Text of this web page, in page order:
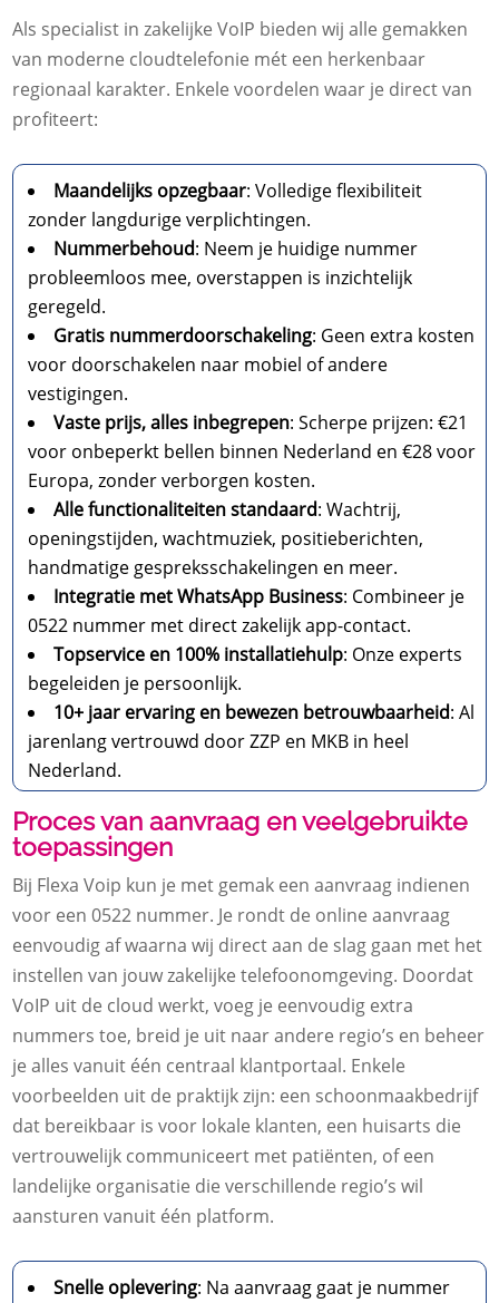
Als specialist in zakelijke VoIP bieden wij alle gemakken
van moderne cloudtelefonie mét een herkenbaar
regionaal karakter. Enkele voordelen waar je direct van
profiteert:
Maandelijks opzegbaar: Volledige flexibiliteit
zonder langdurige verplichtingen.
Nummerbehoud: Neem je huidige nummer
probleemloos mee, overstappen is inzichtelijk
geregeld.
Gratis nummerdoorschakeling: Geen extra kosten
voor doorschakelen naar mobiel of andere
vestigingen.
Vaste prijs, alles inbegrepen: Scherpe prijzen: €21
voor onbeperkt bellen binnen Nederland en €28 voor
Europa, zonder verborgen kosten.
Alle functionaliteiten standaard: Wachtrij,
openingstijden, wachtmuziek, positieberichten,
handmatige gespreksschakelingen en meer.
Integratie met WhatsApp Business: Combineer je
0522 nummer met direct zakelijk app-contact.
Topservice en 100% installatiehulp: Onze experts
begeleiden je persoonlijk.
10+ jaar ervaring en bewezen betrouwbaarheid: Al
jarenlang vertrouwd door ZZP en MKB in heel
Nederland.
Proces van aanvraag en veelgebruikte
toepassingen
Bij Flexa Voip kun je met gemak een aanvraag indienen
voor een 0522 nummer. Je rondt de online aanvraag
eenvoudig af waarna wij direct aan de slag gaan met het
instellen van jouw zakelijke telefoonomgeving. Doordat
VoIP uit de cloud werkt, voeg je eenvoudig extra
nummers toe, breid je uit naar andere regio’s en beheer
je alles vanuit één centraal klantportaal. Enkele
voorbeelden uit de praktijk zijn: een schoonmaakbedrijf
dat bereikbaar is voor lokale klanten, een huisarts die
vertrouwelijk communiceert met patiënten, of een
landelijke organisatie die verschillende regio’s wil
aansturen vanuit één platform.
Snelle oplevering: Na aanvraag gaat je nummer